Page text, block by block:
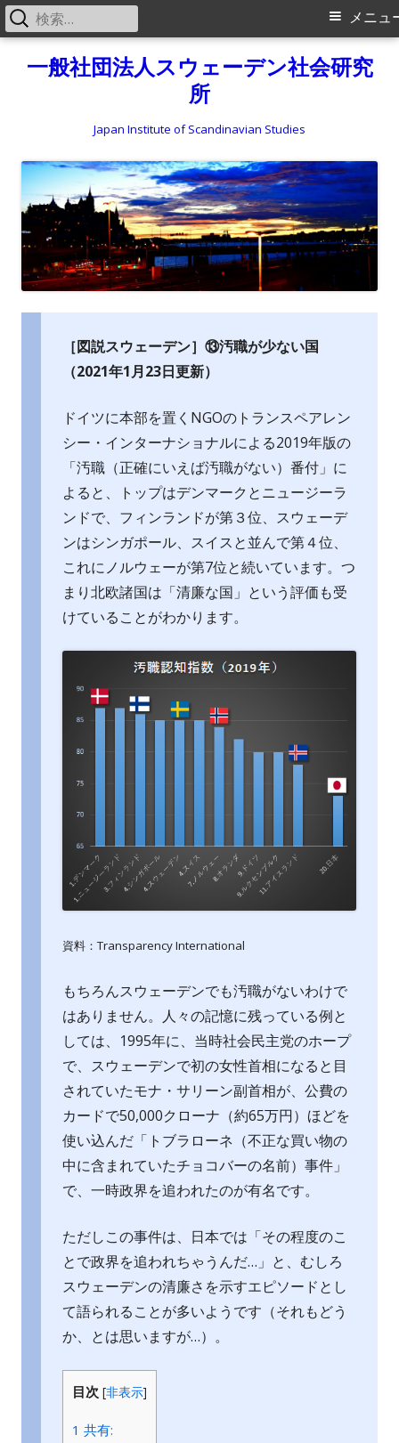
一般社団法人スウェーデン社会研究
所
Japan Institute of Scandinavian Studies
メ
メニュ
検
索:
［図説スウェーデン］⑬汚職が少ない国
（2021年1月23日更新）
ドイツに本部を置くNGOのトランスペアレン
シー・インターナショナルによる2019年版の
「汚職（正確にいえば汚職がない）番付」に
よると、トップはデンマークとニュージーラ
ンドで、フィンランドが第３位、スウェーデ
ンはシンガポール、スイスと並んで第４位、
これにノルウェーが第7位と続いています。つ
まり北欧諸国は「清廉な国」という評価も受
けていることがわかります。
資料：Transparency International
もちろんスウェーデンでも汚職がないわけで
はありません。人々の記憶に残っている例と
しては、1995年に、当時社会民主党のホープ
で、スウェーデンで初の女性首相になると目
されていたモナ・サリーン副首相が、公費の
カードで50,000クローナ（約65万円）ほどを
使い込んだ「トブラローネ（不正な買い物の
中に含まれていたチョコバーの名前）事件」
で、一時政界を追われたのが有名です。
ただしこの事件は、日本では「その程度のこ
とで政界を追われちゃうんだ…」と、むしろ
スウェーデンの清廉さを示すエピソードとし
て語られることが多いようです（それもどう
か、とは思いますが…）。
目次 [非表示]
1 共有: